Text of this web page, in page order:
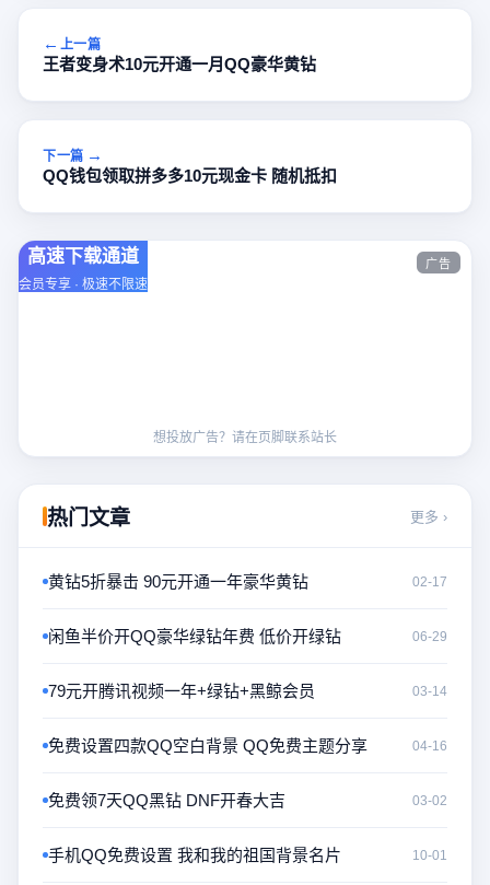
上一篇
王者变身术10元开通一月QQ豪华黄钻
下一篇
QQ钱包领取拼多多10元现金卡 随机抵扣
广告
高速下载通道
会员专享 · 极速不限速
原创文章投稿
分享你的经验，赚取稿费
想投放广告？请在页脚联系站长
热门文章 更多 ›
黄钻5折暴击 90元开通一年豪华黄钻 02-17
闲鱼半价开QQ豪华绿钻年费 低价开绿钻 06-29
79元开腾讯视频一年+绿钻+黑鲸会员 03-14
免费设置四款QQ空白背景 QQ免费主题分享 04-16
免费领7天QQ黑钻 DNF开春大吉 03-02
手机QQ免费设置 我和我的祖国背景名片 10-01